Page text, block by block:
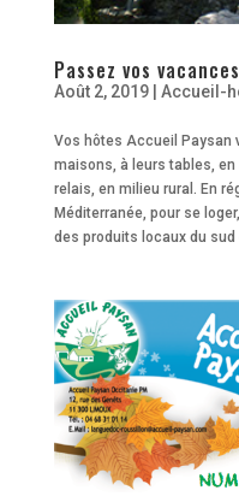
Passez vos
Août 2, 2019| Accueil-
Vos hôtes Accueil Paysan
maisons, à leurs tables,
relais, en milieu rural. En
Méditerranée, pour se
des produits locaux du sud